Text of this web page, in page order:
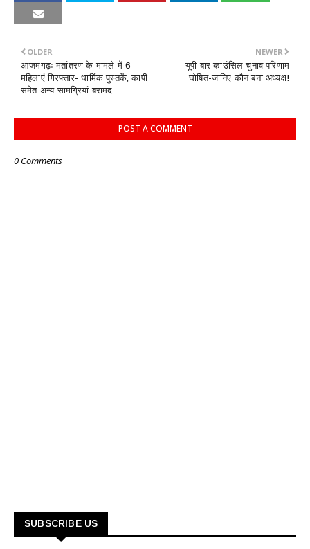
NEWER
यूपी बार काउंसिल चुनाव परिणाम
घोषित-जानिए कौन बना अध्यक्ष!
OLDER
आजमगढ़ः मतांतरण के मामले में 6
महिलाएं गिरफ्तार- धार्मिक पुस्तकें, कापी
समेत अन्य सामग्रियां बरामद
POST A COMMENT
0 Comments
SUBSCRIBE US